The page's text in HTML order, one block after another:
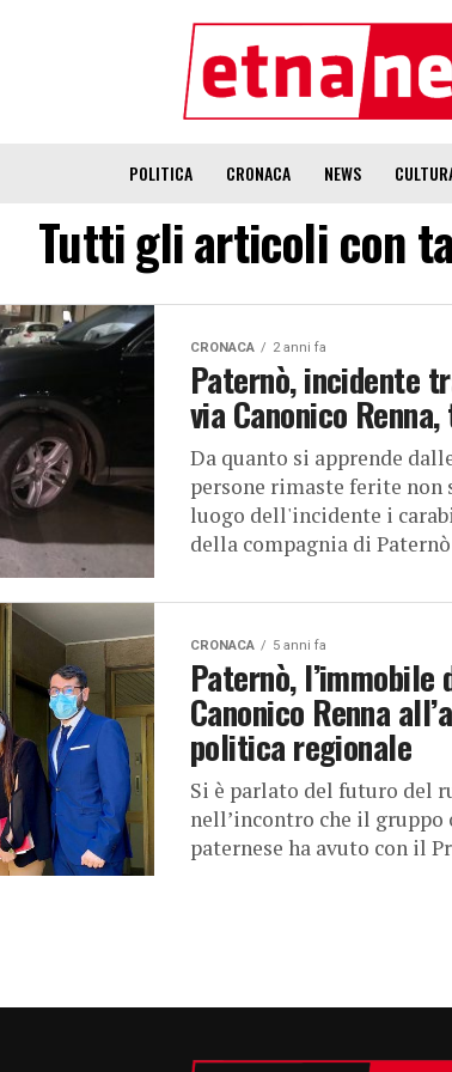
POLITICA CRONACA NEWS
Tutti gli articoli con
CRONACA 2 anni fa
Paternò, incidente
via Canonico
Da quanto si apprende
persone rimaste ferite non
luogo dell'incidente i
della compagnia di Paternò
CRONACA 5 anni fa
Paternò, l’immobile
Canonico Renna
politica regionale
Si è parlato del futuro del
nell’incontro che il
paternese ha avuto con il